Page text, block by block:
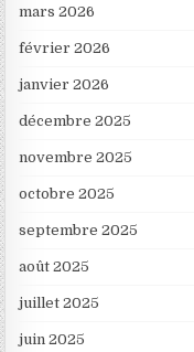
mars 2026
février 2026
janvier 2026
décembre 2025
novembre 2025
octobre 2025
septembre 2025
août 2025
juillet 2025
juin 2025